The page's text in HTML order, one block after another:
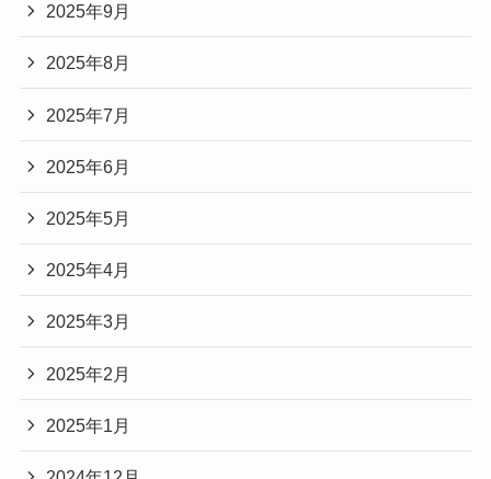
2025年9月
2025年8月
2025年7月
2025年6月
2025年5月
2025年4月
2025年3月
2025年2月
2025年1月